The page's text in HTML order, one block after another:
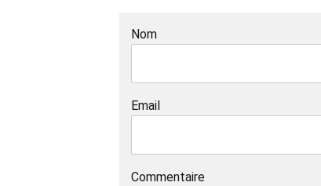
Nom
Email
Commentaire